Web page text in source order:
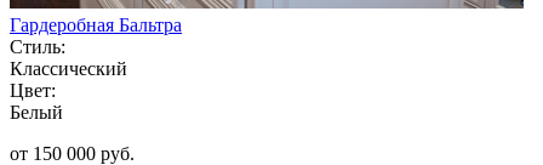
Гардеробная Бальтра
Стиль:
Классический
Цвет:
Белый
от 150 000 руб.